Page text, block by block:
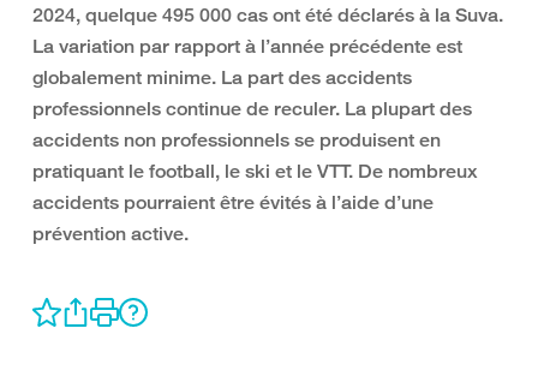
2024, quelque 495 000 cas ont été déclarés à la Suva.
La variation par rapport à l’année précédente est
globalement minime. La part des accidents
professionnels continue de reculer. La plupart des
accidents non professionnels se produisent en
pratiquant le football, le ski et le VTT. De nombreux
accidents pourraient être évités à l’aide d’une
prévention active.